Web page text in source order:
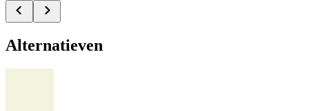
Alternatieven